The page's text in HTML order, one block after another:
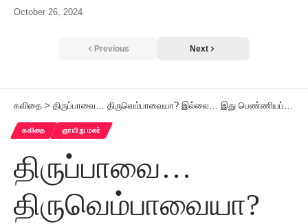
October 26, 2024
Previous Next
கவிதை > திருப்பாவை… திருவெம்பாவையா? இல்லை… இது பெண்ணியப் பாவை!
கவிதை ஞாயிறு மலர்
திருப்பாவை…
திருவெம்பாவையா?